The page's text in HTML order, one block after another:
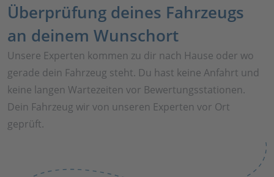
Überprüfung deines Fahrzeugs
an deinem Wunschort
Unsere Experten kommen zu dir nach Hause oder wo
gerade dein Fahrzeug steht. Du hast keine Anfahrt und
keine langen Wartezeiten vor Bewertungsstationen.
Dein Fahrzeug wir von unseren Experten vor Ort
geprüft.